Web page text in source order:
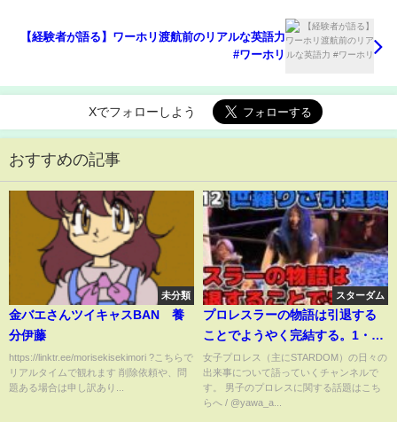
【経験者が語る】ワーホリ渡航前のリアルな英語力
#ワーホリ
Xでフォローしよう
おすすめの記事
未分類
金バエさんツイキャスBAN 養
分伊藤
https://linktr.ee/morisekisekimori ?こちらで
リアルタイムで観れます 削除依頼や、問
題ある場合は申し訳あり...
スターダム
プロレスラーの物語は引退する
ことでようやく完結する。1・12
後楽園ホール～世羅りさ引退興
行感想
女子プロレス（主にSTARDOM）の日々の
出来事について語っていくチャンネルで
す。 男子のプロレスに関する話題はこち
らへ / @yawa_a...